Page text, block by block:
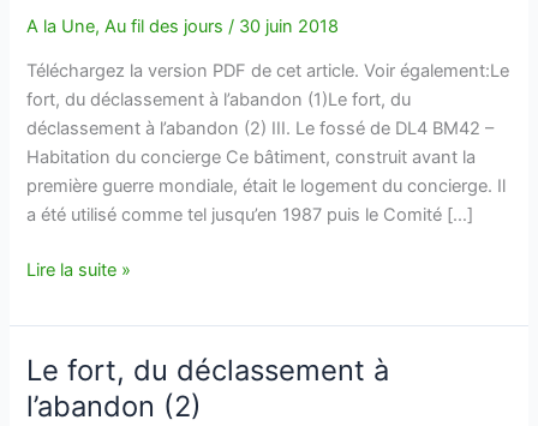
A la Une,Au fil des jours / 30 juin 2018
Téléchargez la version PDF de cet article. Voir également:Le
fort, du déclassement à l’abandon (1)Le fort, du
déclassement à l’abandon (2) III. Le fossé de DL4 BM42 –
Habitation du concierge Ce bâtiment, construit avant la
première guerre mondiale, était le logement du concierge. Il
a été utilisé comme tel jusqu’en 1987 puis le Comité […]
Le
du
déclassement
à
l’abandon
Lire la suite »
Le fort, du déclassement à
l’abandon (2)